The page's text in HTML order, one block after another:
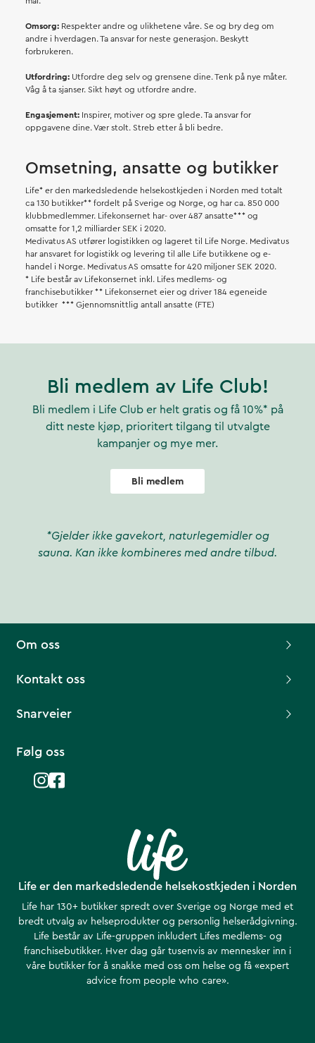
Omsorg: Respekter andre og ulikhetene våre. Se og bry deg om
andre i hverdagen. Ta ansvar for neste generasjon. Beskytt
forbrukeren.
Utfordring: Utfordre deg selv og grensene dine. Tenk på nye måter.
Våg å ta sjanser. Sikt høyt og utfordre andre.
Engasjement: Inspirer, motiver og spre glede. Ta ansvar for
oppgavene dine. Vær stolt. Streb etter å bli bedre.
Omsetning, ansatte og butikker
Life* er den markedsledende helsekostkjeden i Norden med totalt
ca 130 butikker** fordelt på Sverige og Norge, og har ca. 850 000
klubbmedlemmer. Lifekonsernet har- over 487 ansatte*** og
omsatte for 1,2 milliarder SEK i 2020.
Medivatus AS utfører logistikken og lageret til Life Norge. Medivatus
har ansvaret for logistikk og levering til alle Life butikkene og e-
handel i Norge. Medivatus AS omsatte for 420 miljoner SEK 2020.
* Life består av Lifekonsernet inkl. Lifes medlems- og
franchisebutikker ** Lifekonsernet eier og driver 184 egeneide
butikker *** Gjennomsnittlig antall ansatte (FTE)
Bli medlem av Life Club!
Bli medlem i Life Club er helt gratis og få 10%* på
ditt neste kjøp, prioritert tilgang til utvalgte
kampanjer og mye mer.
Bli medlem
*Gjelder ikke gavekort, naturlegemidler og
sauna. Kan ikke kombineres med andre tilbud.
Life er den markedsledende helsekostkjeden i Norden
Life har 130+ butikker spredt over Sverige og Norge med et
bredt utvalg av helseprodukter og personlig helserådgivning.
Life består av Life-gruppen inkludert Lifes medlems- og
franchisebutikker. Hver dag går tusenvis av mennesker inn i
våre butikker for å snakke med oss om helse ​​og få «expert
advice from people who care».
Om oss
Kontakt oss
Snarveier
Følg oss